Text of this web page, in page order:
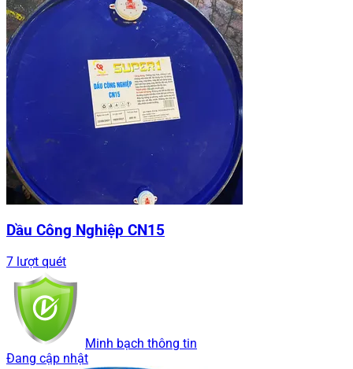
Dầu Công Nghiệp CN15
7 lượt quét
Minh bạch thông tin
Đang cập nhật